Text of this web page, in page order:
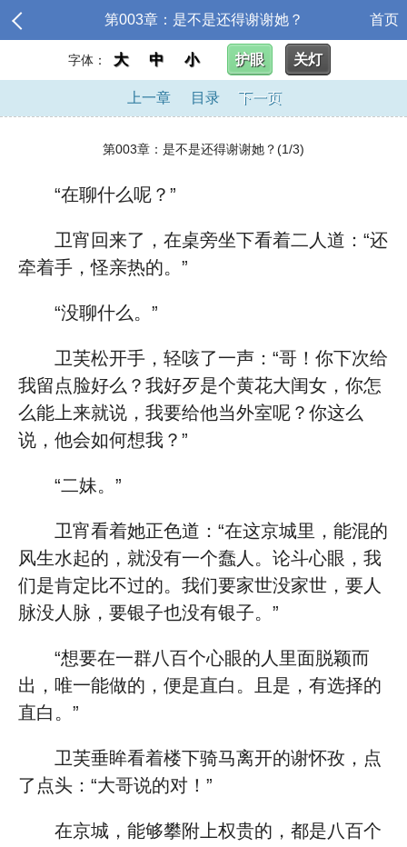
第003章：是不是还得谢谢她？ 首页
字体： 大 中 小 护眼 关灯
上一章 目录 下一页
第003章：是不是还得谢谢她？(1/3)
“在聊什么呢？”
卫宵回来了，在桌旁坐下看着二人道：“还
牵着手，怪亲热的。”
“没聊什么。”
卫芙松开手，轻咳了一声：“哥！你下次给
我留点脸好么？我好歹是个黄花大闺女，你怎
么能上来就说，我要给他当外室呢？你这么
说，他会如何想我？”
“二妹。”
卫宵看着她正色道：“在这京城里，能混的
风生水起的，就没有一个蠢人。论斗心眼，我
们是肯定比不过的。我们要家世没家世，要人
脉没人脉，要银子也没有银子。”
“想要在一群八百个心眼的人里面脱颖而
出，唯一能做的，便是直白。且是，有选择的
直白。”
卫芙垂眸看着楼下骑马离开的谢怀孜，点
了点头：“大哥说的对！”
在京城，能够攀附上权贵的，都是八百个